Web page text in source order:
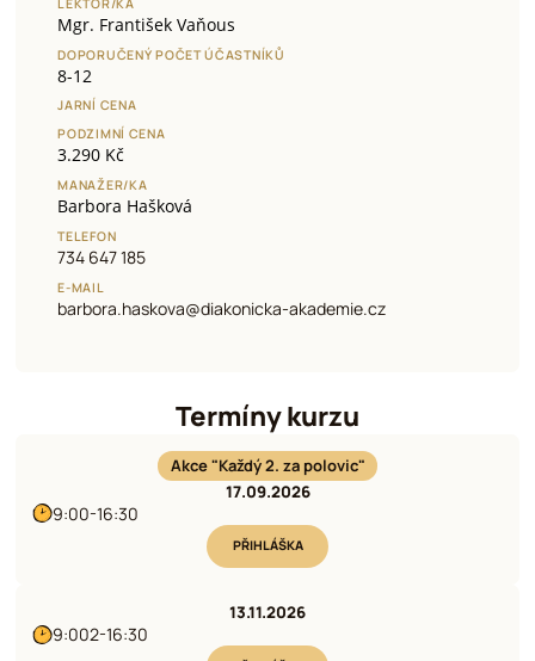
LEKTOR/KA
Mgr. František Vaňous
DOPORUČENÝ POČET ÚČASTNÍKŮ
8-12
JARNÍ CENA
PODZIMNÍ CENA
3.290 Kč
MANAŽER/KA
Barbora Hašková
TELEFON
734 647 185
E-MAIL
barbora.haskova@diakonicka-akademie.cz
Termíny kurzu
Akce "Každý 2. za polovic"
17.09.2026
9:00-16:30
PŘIHLÁŠKA
13.11.2026
9:002-16:30